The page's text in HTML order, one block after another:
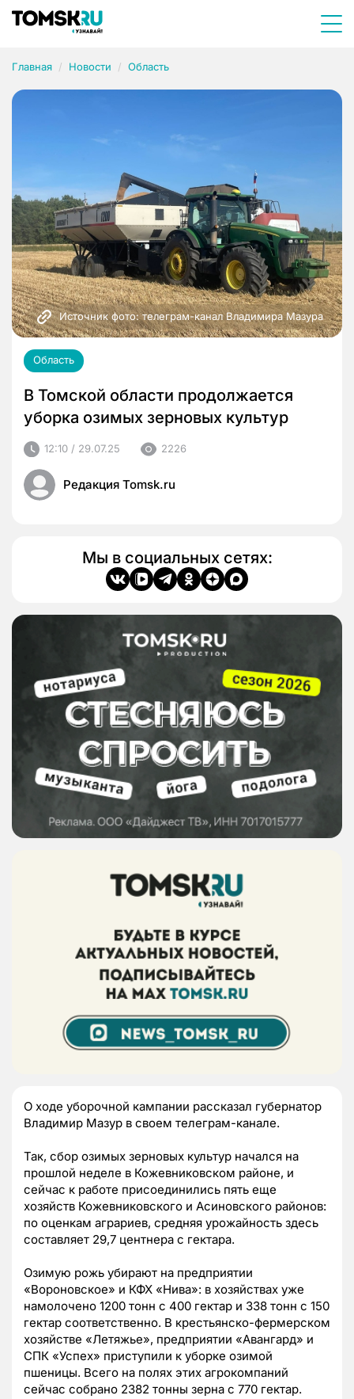
Главная Новости Область
Источник фото: телеграм-канал Владимира Мазура
Область
В Томской области продолжается
уборка озимых зерновых культур
12:10 / 29.07.25 2226
Редакция Tomsk.ru
Мы в социальных сетях:
О ходе уборочной кампании рассказал губернатор
Владимир Мазур в своем телеграм-канале.
Так, сбор озимых зерновых культур начался на
прошлой неделе в Кожевниковском районе, и
сейчас к работе присоединились пять еще
хозяйств Кожевниковского и Асиновского районов:
по оценкам аграриев, средняя урожайность здесь
составляет 29,7 центнера с гектара.
Озимую рожь убирают на предприятии
«Вороновское» и КФХ «Нива»: в хозяйствах уже
намолочено 1200 тонн с 400 гектар и 338 тонн с 150
гектар соответственно. В крестьянско-фермерском
хозяйстве «Летяжье», предприятии «Авангард» и
СПК «Успех» приступили к уборке озимой
пшеницы. Всего на полях этих агрокомпаний
сейчас собрано 2382 тонны зерна с 770 гектар.